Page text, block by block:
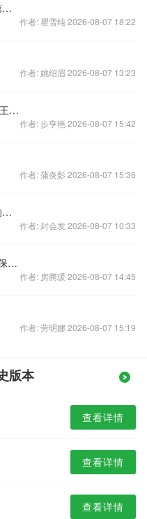
《剑圣传奇》你最喜爱的英雄评选第二期
作者: 瞿雪纯 2026-08-07 18:22
作者: 姚绍眉 2026-08-07 13:23
《帝王三国》双线152区开服体验帝王快感
作者: 步亨艳 2026-08-07 15:42
作者: 蒲炎影 2026-08-07 15:36
《古剑奇缘》那些年一起并肩作战的兄弟
作者: 封会发 2026-08-07 10:33
捍卫荣誉 为家族而战 《石器联萌》保卫图腾
作者: 房腾瑗 2026-08-07 14:45
作者: 劳明娜 2026-08-07 15:19
版本
查看详情
查看详情
查看详情